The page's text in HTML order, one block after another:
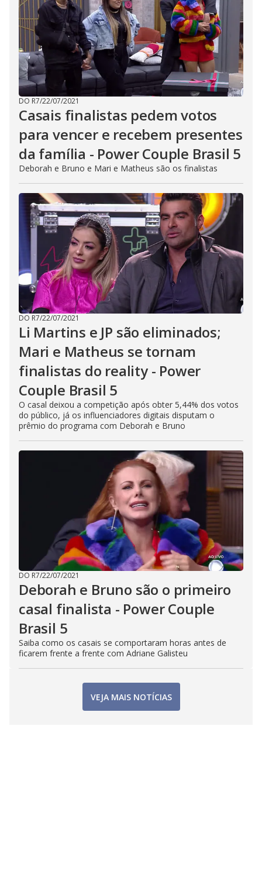
DO R7/22/07/2021
Casais finalistas pedem votos
para vencer e recebem presentes
da família - Power Couple Brasil 5
Deborah e Bruno e Mari e Matheus são os finalistas
DO R7/22/07/2021
Li Martins e JP são eliminados;
Mari e Matheus se tornam
finalistas do reality - Power
Couple Brasil 5
O casal deixou a competição após obter 5,44% dos votos
do público, já os influenciadores digitais disputam o
prêmio do programa com Deborah e Bruno
DO R7/22/07/2021
Deborah e Bruno são o primeiro
casal finalista - Power Couple
Brasil 5
Saiba como os casais se comportaram horas antes de
ficarem frente a frente com Adriane Galisteu
VEJA MAIS NOTÍCIAS